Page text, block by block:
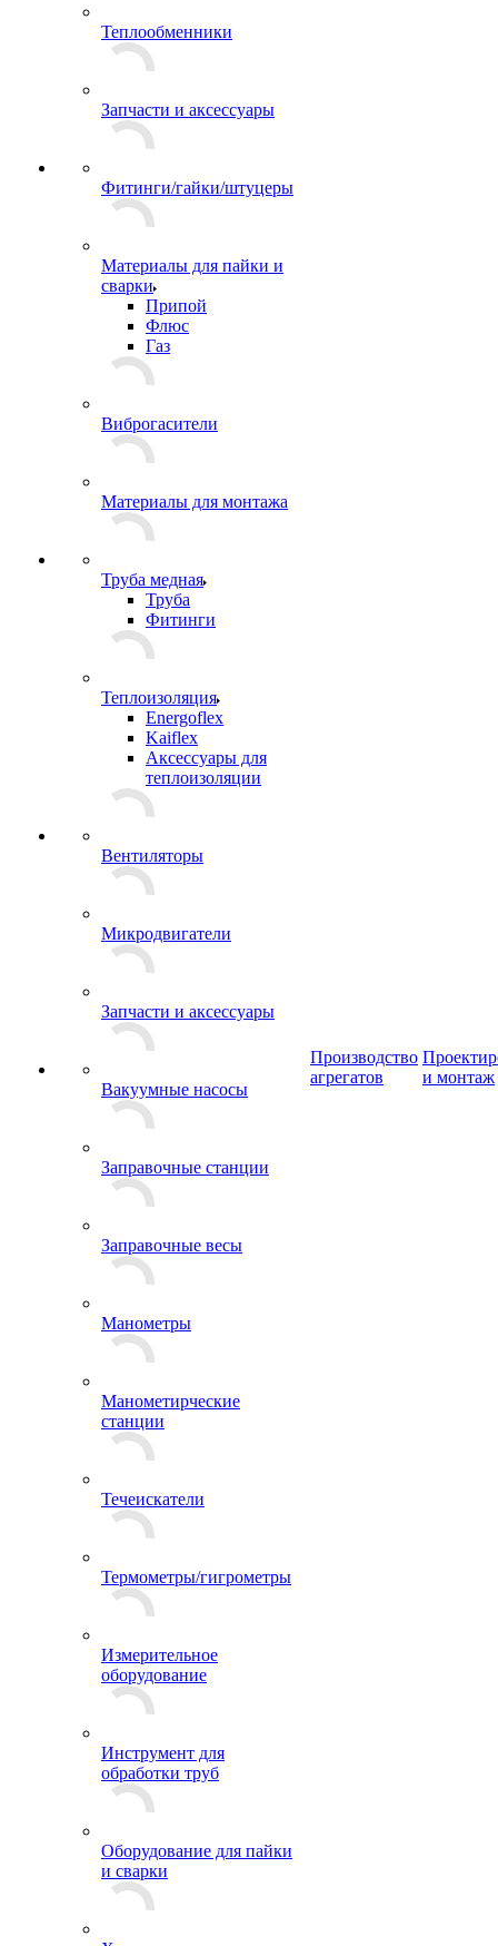
Теплообменники
Запчасти и аксессуары
Фитинги/гайки/штуцеры
Материалы для пайки и
сварки
Припой
Флюс
Газ
Виброгасители
Материалы для монтажа
Труба медная
Труба
Фитинги
Теплоизоляция
Energoflex
Kaiflex
Аксессуары для
теплоизоляции
Вентиляторы
Микродвигатели
Запчасти и аксессуары
Вакуумные насосы
Заправочные станции
Заправочные весы
Манометры
Манометирческие
станции
Течеискатели
Термометры/гигрометры
Измерительное
оборудование
Инструмент для
обработки труб
Оборудование для пайки
и сварки
Производство
агрегатов
и монтаж